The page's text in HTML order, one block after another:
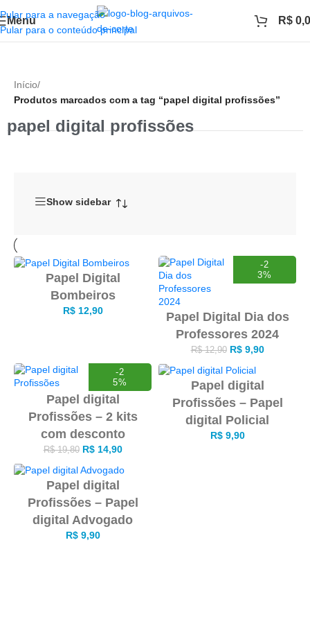
Pular para a navegação
Pular para o conteúdo principal
Menu R$
Início/
Produtos marcados com a tag “papel digital profissões”
papel digital profissões
Show sidebar
Papel Digital
Bombeiros
R$12,90
-2
3%
Papel Digital Dia dos
Professores 2024
R$12,90 R$9,90
-2
5%
Papel digital
Profissões – 2 kits
com desconto
R$19,80 R$14,90
Papel digital
Profissões – Papel
digital Policial
R$9,90
Papel digital
Profissões – Papel
digital Advogado
R$9,90